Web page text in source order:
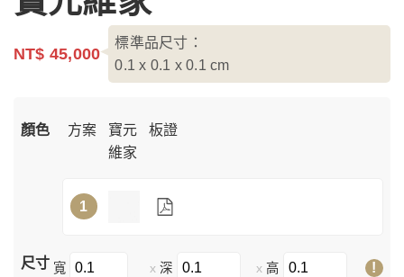
NT$ 45,000
標準品尺寸：
0.1 x 0.1 x 0.1cm
顏色 方案
寶元
維家
板證
1
尺寸 寬 x 深 x 高 !